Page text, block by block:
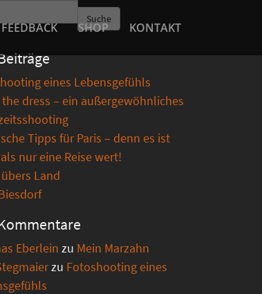
FEEDBACK SHOP KONTAKT
Suche
eines Lebensgefühls
dress – ein außergewöhnliches
Tipps für Paris – denn es ist
nur eine Reise wert!
Land
Eberlein zu Mein Marzahn
zu Fotoshooting eines